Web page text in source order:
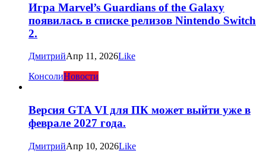
Игра Marvel’s Guardians of the Galaxy
появилась в списке релизов Nintendo Switch
2.
ДмитрийАпр 11, 2026Like
КонсолиНовости
Версия GTA VI для ПК может выйти уже в
феврале 2027 года.
ДмитрийАпр 10, 2026Like